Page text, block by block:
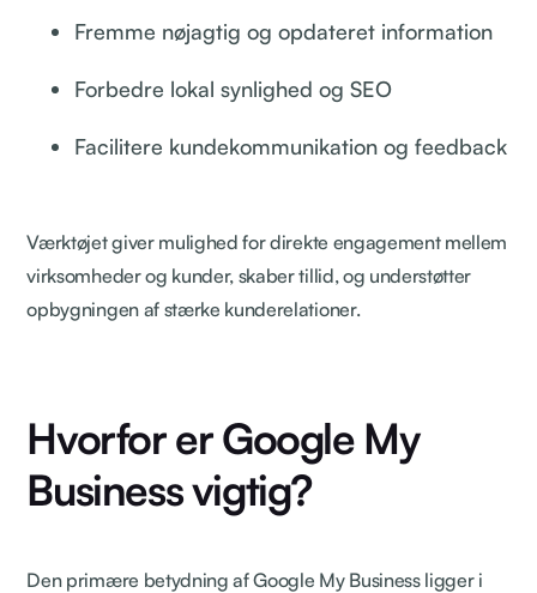
Fremme nøjagtig og opdateret information
Forbedre lokal synlighed og SEO
Facilitere kundekommunikation og feedback
Værktøjet giver mulighed for direkte engagement mellem
virksomheder og kunder, skaber tillid, og understøtter
opbygningen af stærke kunderelationer.
Hvorfor er Google My
Business vigtig?
Den primære betydning af Google My Business ligger i